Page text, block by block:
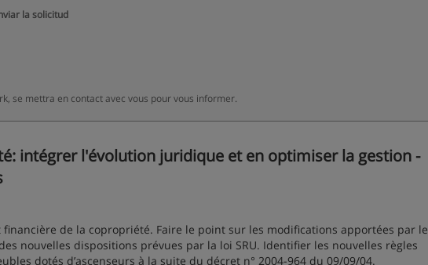
la solicitud
se mettra en contact avec vous pour vous informer.
intégrer l'évolution juridique et en optimiser la gestion -
de la copropriété. Faire le point sur les modifications apportées par le
nouvelles dispositions prévues par la loi SRU. Identifier les nouvelles règles
dotés d’ascenseurs à la suite du décret n° 2004-964 du 09/09/04.